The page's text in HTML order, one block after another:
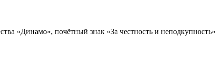
«Динамо», почётный знак «За честность и неподкупность»